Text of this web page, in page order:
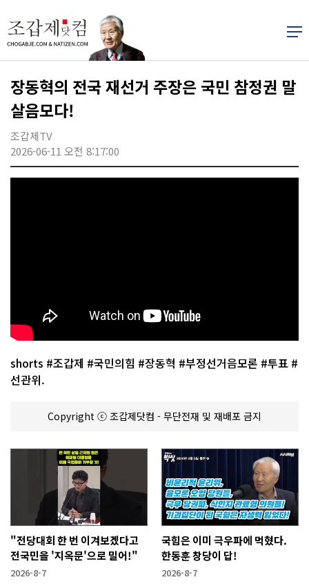
장동혁의 전국 재선거 주장은 국민 참정권 말
살음모다!
조갑제TV
2026-06-11 오전 8:17:00
shorts #조갑제 #국민의힘 #장동혁 #부정선거음모론 #투표 #
선관위.
Copyright ⓒ 조갑제닷컴 - 무단전재 및 재배포 금지
"전당대회 한 번 이겨보겠다고
전국민을 '지옥문'으로 밀어!"
2026-8-7
국힘은 이미 극우파에 먹혔다.
한동훈 창당이 답!
2026-8-7